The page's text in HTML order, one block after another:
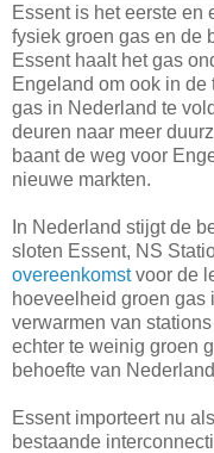
Essent is het eerste en
fysiek groen gas en de
Essent haalt het gas
Engeland om ook in de
gas in Nederland te
deuren naar meer
baant de weg voor
nieuwe markten.
In Nederland stijgt de
sloten Essent, NS
overeenkomstvoor de
hoeveelheid groen gas
verwarmen van
echter te weinig groen
behoefte van
Essent importeert nu
bestaande